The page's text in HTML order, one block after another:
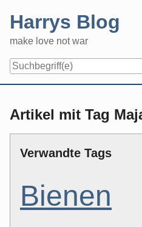
content
Harrys Blog
make love not war
Artikel mit Tag
Verwandte Tags
Bienen